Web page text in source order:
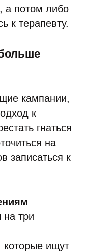
а потом либо
к терапевту.
кампании,
к
гнаться
на
записаться к
три
которые ищут